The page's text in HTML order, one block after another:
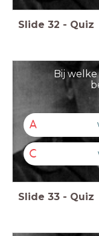
Slide 32 - Quiz
Bij welke
A
C
Slide 33 - Quiz